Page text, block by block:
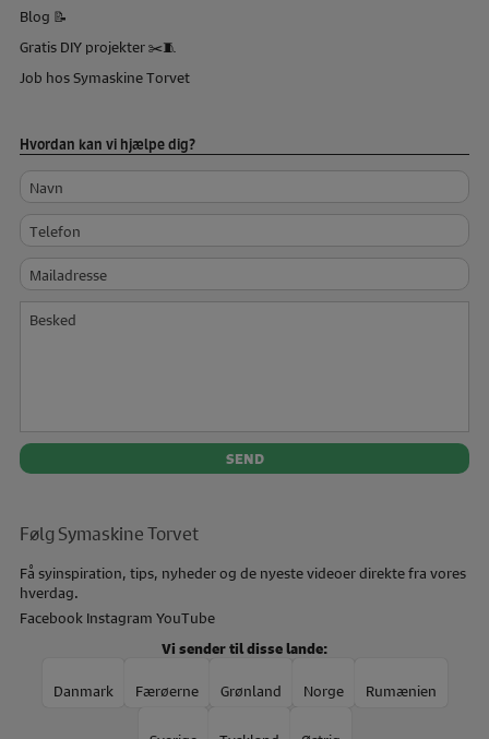
Blog 📝
Gratis DIY projekter ✂️🧵
Job hos Symaskine Torvet
Hvordan kan vi hjælpe dig?
Navn
Telefon
Mailadresse
Besked
Følg Symaskine Torvet
Få syinspiration, tips, nyheder og de nyeste videoer direkte fra vores
hverdag.
Facebook Instagram YouTube
Vi sender til disse lande:
Danmark Færøerne Grønland Norge Rumænien